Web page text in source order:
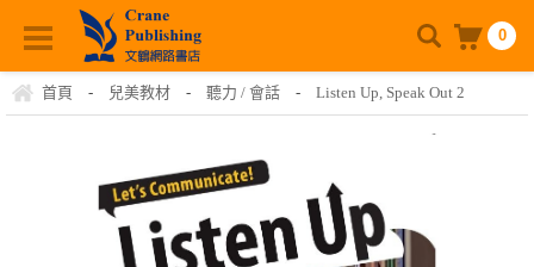
0
首頁 - 兒美教材 - 聽力 / 會話 - Listen Up, Speak Out 2